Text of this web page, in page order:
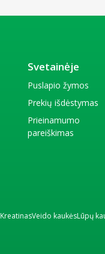
Svetainėje
Puslapio žymos
Prekių išdėstymas
Prieinamumo
pareiškimas
KreatinasVeido kaukėsLūpų